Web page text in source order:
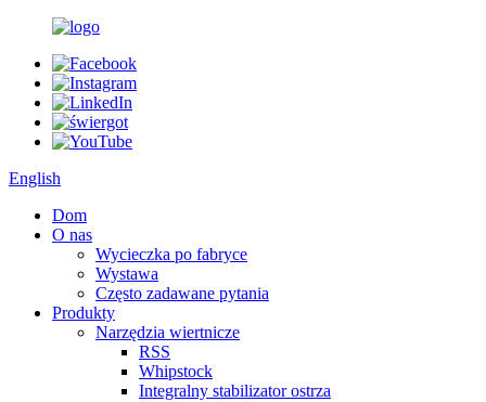
English
Dom
O nas
Wycieczka po fabryce
Wystawa
Często zadawane pytania
Produkty
Narzędzia wiertnicze
RSS
Whipstock
Integralny stabilizator ostrza